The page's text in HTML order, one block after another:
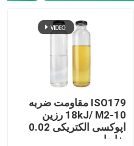
ISO179 مقاومت ضربه
10-18kJ/ M2 رزین
اپوکسی الکتریکی 0.02
ضایعات